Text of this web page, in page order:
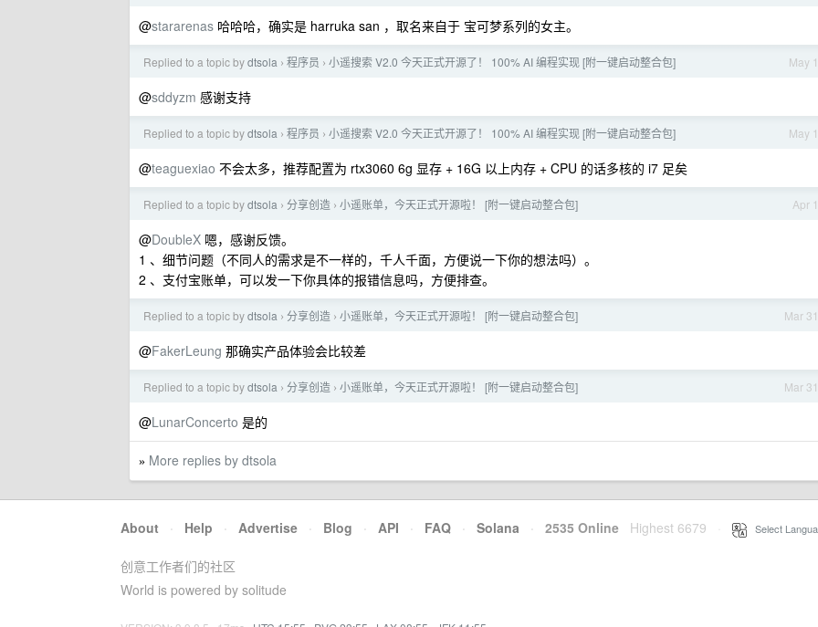
@stararenas 哈哈哈，确实是 harruka san ，取名来自于 宝可梦系列的女主。
May 1
Replied to a topic bydtsola › 程序员 › 小遥搜索 V2.0 今天正式开源了！ 100% AI 编程实现 [附一键启动整合包]
@sddyzm 感谢支持
May 1
Replied to a topic bydtsola › 程序员 › 小遥搜索 V2.0 今天正式开源了！ 100% AI 编程实现 [附一键启动整合包]
@teaguexiao 不会太多，推荐配置为 rtx3060 6g 显存 + 16G 以上内存 + CPU 的话多核的 i7 足矣
Apr 1
Replied to a topic bydtsola › 分享创造 › 小遥账单，今天正式开源啦！ [附一键启动整合包]
@DoubleX 嗯，感谢反馈。
1 、细节问题（不同人的需求是不一样的，千人千面，方便说一下你的想法吗）。
2 、支付宝账单，可以发一下你具体的报错信息吗，方便排查。
Mar 31
Replied to a topic bydtsola › 分享创造 › 小遥账单，今天正式开源啦！ [附一键启动整合包]
@FakerLeung 那确实产品体验会比较差
Mar 31
Replied to a topic bydtsola › 分享创造 › 小遥账单，今天正式开源啦！ [附一键启动整合包]
@LunarConcerto 是的
» More replies by dtsola
About · Help · Advertise · Blog · API · FAQ · Solana · 2535 Online Highest 6679 Select
创意工作者们的社区
World is powered by solitude